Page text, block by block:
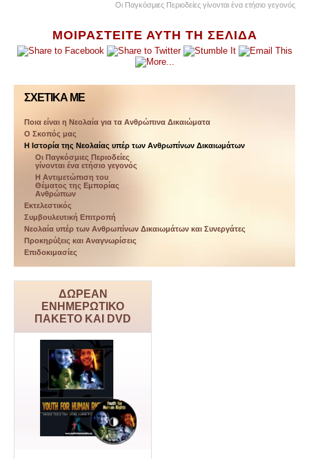
ΜΟΙΡΑΣΤΕΙΤΕ ΑΥΤΗ ΤΗ ΣΕΛΙΔΑ
ΣΧΕΤΙΚΆ ΜΕ
Ποια είναι η Νεολαία για τα Ανθρώπινα Δικαιώματα
Ο Σκοπός μας
Η Ιστορία της Νεολαίας υπέρ των Ανθρωπίνων Δικαιωμάτων
Οι Παγκόσμιες Περιοδείες
γίνονται ένα ετήσιο γεγονός
Η Αντιμετώπιση του
Θέματος της Εμπορίας
Ανθρώπων
Εκτελεστικός
Συμβουλευτική Επιτροπή
Νεολαία υπέρ των Ανθρωπίνων Δικαιωμάτων και Συνεργάτες
Προκηρύξεις και Αναγνωρίσεις
Επιδοκιμασίες
ΔΩΡΕΑΝ
ΕΝΗΜΕΡΩΤΙΚΟ
ΠΑΚΕΤΟ ΚΑΙ DVD
Οι Παγκόσμιες Περιοδείες γίνονται ένα ετήσιο γεγονός